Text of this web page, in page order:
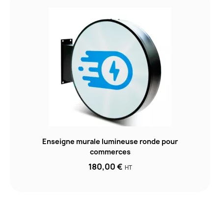
Enseigne murale lumineuse ronde pour
commerces
180,00 € HT